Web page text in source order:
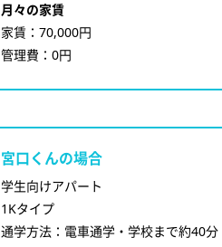
月々の家賃
家賃：70,000円
管理費：0円
宮口くんの場合
学生向けアパート
1Kタイプ
通学方法：電車通学・学校まで約40分